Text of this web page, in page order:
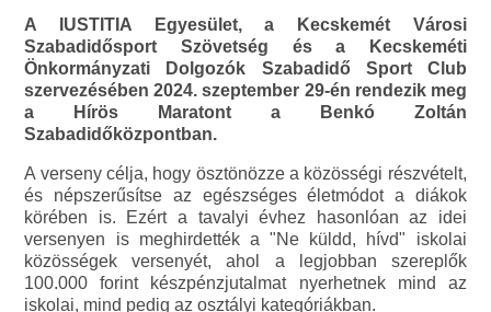
A IUSTITIA Egyesület, a Kecskemét Városi
Szabadidősport Szövetség és a Kecskeméti
Önkormányzati Dolgozók Szabadidő Sport Club
szervezésében 2024. szeptember 29-én rendezik meg
a Hírös Maratont a Benkó Zoltán
Szabadidőközpontban.
A verseny célja, hogy ösztönözze a közösségi részvételt,
és népszerűsítse az egészséges életmódot a diákok
körében is. Ezért a tavalyi évhez hasonlóan az idei
versenyen is meghirdették a "Ne küldd, hívd" iskolai
közösségek versenyét, ahol a legjobban szereplők
100.000 forint készpénzjutalmat nyerhetnek mind az
iskolai, mind pedig az osztályi kategóriákban.